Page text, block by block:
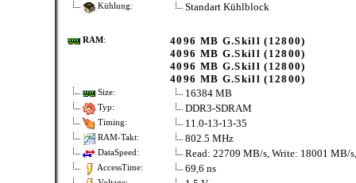
Kühlung: Standart Kühlblock
RAM:
4096 MB G.Skill (12800)
4096 MB G.Skill (12800)
4096 MB G.Skill (12800)
4096 MB G.Skill (12800)
Size: 16384 MB
Typ: DDR3-SDRAM
Timing: 11.0-13-13-35
RAM-Takt: 802.5 MHz
DataSpeed: Read: 22709 MB/s, Write: 18001 MB/
AccessTime: 69,6 ns